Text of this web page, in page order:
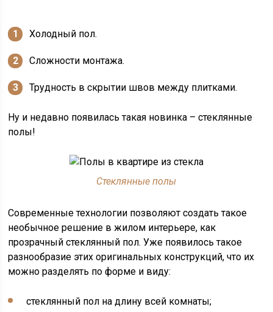
Холодный пол.
Сложности монтажа.
Трудность в скрытии швов между плитками.
Ну и недавно появилась такая новинка – стеклянные
полы!
Стеклянные полы
Современные технологии позволяют создать такое
необычное решение в жилом интерьере, как
прозрачный стеклянный пол. Уже появилось такое
разнообразие этих оригинальных конструкций, что их
можно разделять по форме и виду:
стеклянный пол на длину всей комнаты;